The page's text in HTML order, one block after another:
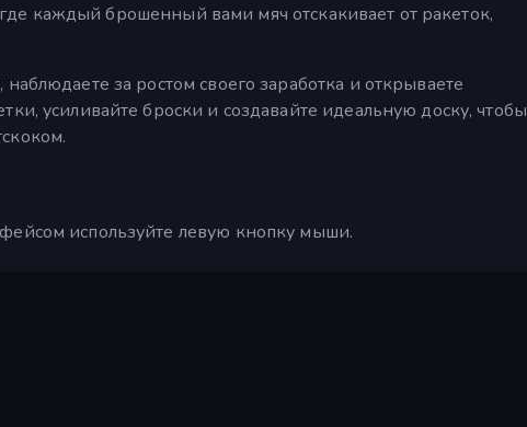
каждый брошенный вами мяч отскакивает от ракеток,
за ростом своего заработка и открываете
усиливайте броски и создавайте идеальную доску, чтобы
используйте левую кнопку мыши.